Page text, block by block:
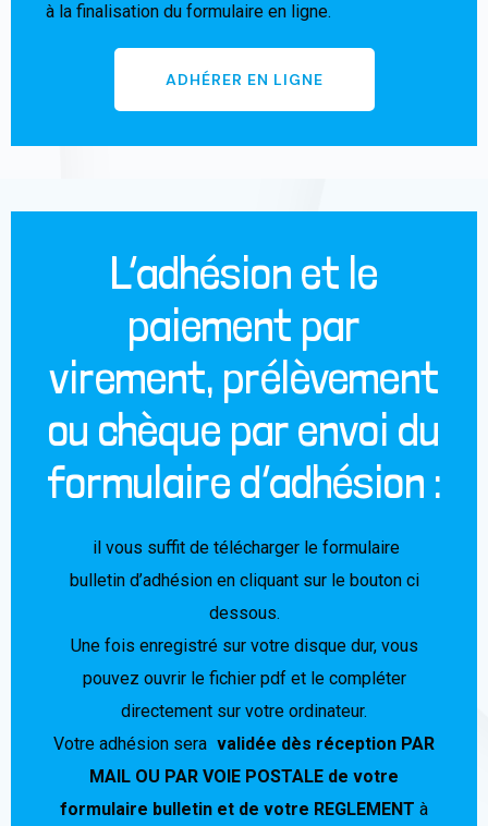
à la finalisation du formulaire en ligne.
ADHÉRER EN LIGNE
L’adhésion et le
paiement par
virement, prélèvement
ou chèque par envoi du
formulaire d’adhésion :
il vous suffit de télécharger le formulaire
bulletin d’adhésion en cliquant sur le bouton ci
dessous.
Une fois enregistré sur votre disque dur, vous
pouvez ouvrir le fichier pdf et le compléter
directement sur votre ordinateur.
Votre adhésion sera validée dès réception PAR
MAIL OU PAR VOIE POSTALE de votre
formulaire bulletin et de votre REGLEMENT à